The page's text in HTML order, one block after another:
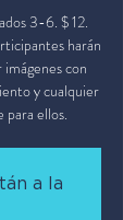
3-6. $ 12.
harán
con
y cualquier
ellos.
a la